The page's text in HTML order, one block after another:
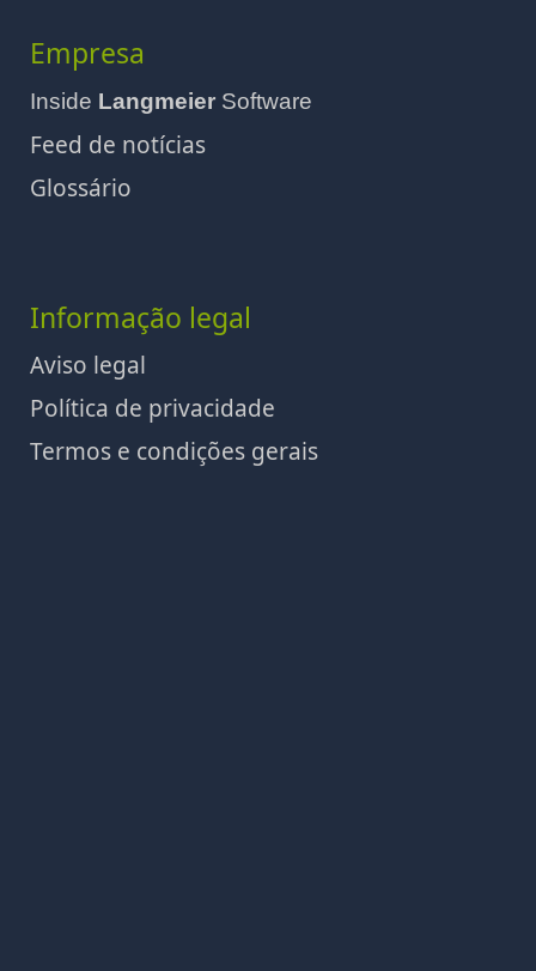
Empresa
Inside Langmeier Software
Feed de notícias
Glossário
Informação legal
Aviso legal
Política de privacidade
Termos e condições gerais